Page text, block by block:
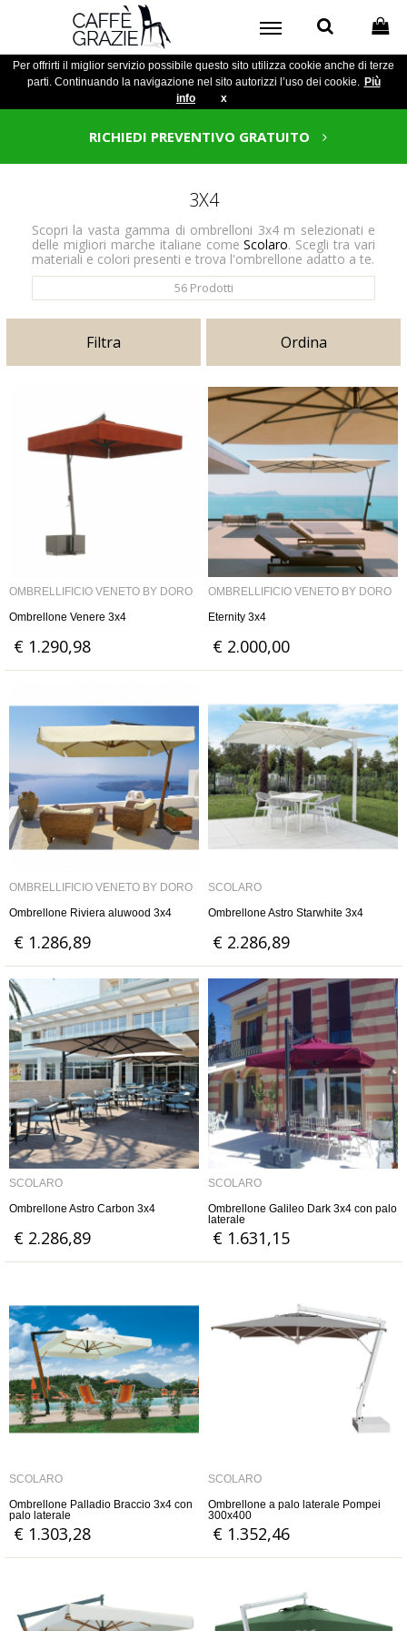
Per offrirti il miglior servizio possibile questo sito utilizza cookie anche di terze
parti. Continuando la navigazione nel sito autorizzi l’uso dei cookie. Più
info
x
RICHIEDI PREVENTIVO GRATUITO
3X4
Scopri la vasta gamma di ombrelloni 3x4 m selezionati e
delle migliori marche italiane comeScolaro. Scegli tra vari
materiali e colori presenti e trova l'ombrellone adatto a te.
56 Prodotti
Filtra Ordina
OMBRELLIFICIO VENETO BY DORO
Ombrellone Venere 3x4
€ 1.290,98
OMBRELLIFICIO VENETO BY DORO
Eternity 3x4
€ 2.000,00
OMBRELLIFICIO VENETO BY DORO
Ombrellone Riviera aluwood 3x4
€ 1.286,89
SCOLARO
Ombrellone Astro Starwhite 3x4
€ 2.286,89
SCOLARO
Ombrellone Astro Carbon 3x4
€ 2.286,89
SCOLARO
Ombrellone Galileo Dark 3x4 con palo
laterale
€ 1.631,15
SCOLARO
Ombrellone Palladio Braccio 3x4 con
palo laterale
€ 1.303,28
SCOLARO
Ombrellone a palo laterale Pompei
300x400
€ 1.352,46